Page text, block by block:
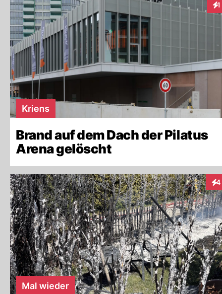
1
Kriens
Brand auf dem Dach der Pilatus
Arena gelöscht
4
Mal wieder